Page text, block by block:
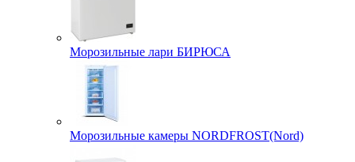
Морозильные лари БИРЮСА
Морозильные камеры NORDFROST(Nord)